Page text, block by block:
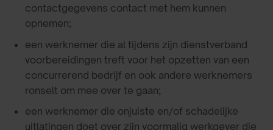
contactgegevens contact met hem kunnen
opnemen;
een werknemer die al tijdens zijn dienstverband
voorbereidingen treft voor het opzetten van een
concurrerend bedrijf en ook andere werknemers
ronselt om mee over te gaan;
een werknemer die onjuiste en/of schadelijke
uitlatingen doet over zijn voormalig werkgever die